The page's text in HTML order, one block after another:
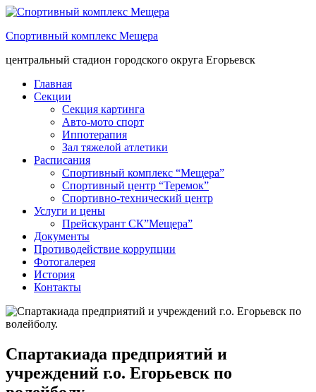
Спортивный комплекс Мещера
центральный стадион городского округа Егорьевск
Главная
Секции
Секция картинга
Авто-мото спорт
Иппотерапия
Зал тяжелой атлетики
Расписания
Спортивный комплекс “Мещера”
Спортивный центр “Теремок”
Спортивно-технический центр
Услуги и цены
Прейскурант СК”Мещера”
Документы
Противодействие коррупции
Фотогалерея
История
Контакты
Спартакиада предприятий и
учреждений г.о. Егорьевск по